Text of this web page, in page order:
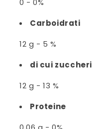
0 - 0%
Carboidrati
12 g - 5 %
di cui zuccheri
12 g - 13 %
Proteine